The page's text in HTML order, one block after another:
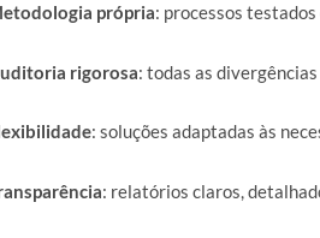
própria: processos
rigorosa: todas as
: soluções adaptadas às
: relatórios claros,